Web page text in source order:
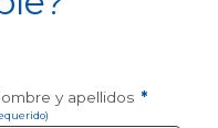
y apellidos *